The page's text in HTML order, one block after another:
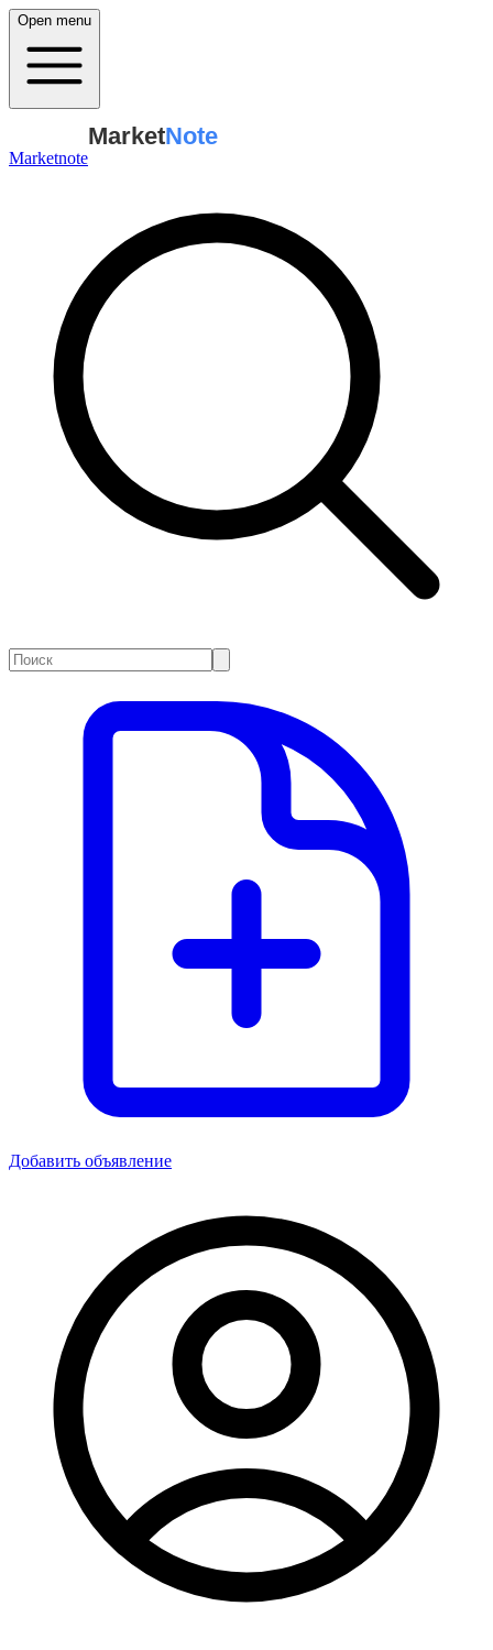
Open menu
Marketnote
MarketNote
Добавить объявление